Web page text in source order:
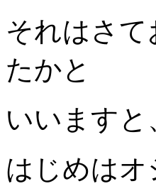
それはさ
たかと
いいます
はじめは